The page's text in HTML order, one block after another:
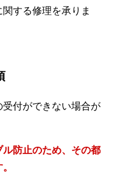
する修理を承りま
付ができない場合が
防止のため、その都